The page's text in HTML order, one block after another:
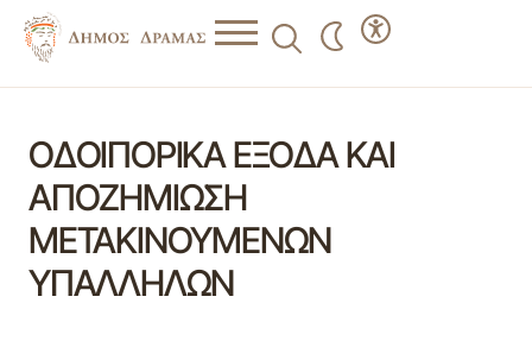
ΟΔΟΙΠΟΡΙΚΑ ΕΞΟΔΑ ΚΑΙ
ΑΠΟΖΗΜΙΩΣΗ
ΜΕΤΑΚΙΝΟΥΜΕΝΩΝ
ΥΠΑΛΛΗΛΩΝ